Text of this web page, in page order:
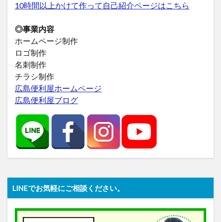
10時間以上かけて作って自己紹介ページはこちら
◎事業内容
ホームページ制作
ロゴ制作
名刺制作
チラシ制作
広島便利屋ホームページ
広島便利屋ブログ
LINEでお気軽にご相談ください。